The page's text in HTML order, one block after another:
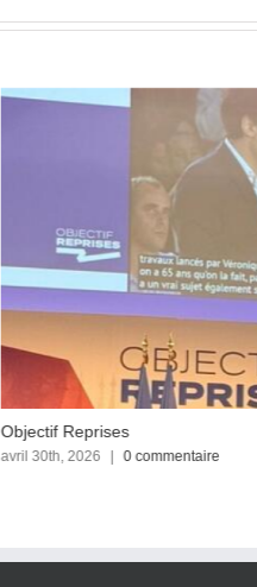
Objectif Reprises
avril 30th, 2026 0 commentaire